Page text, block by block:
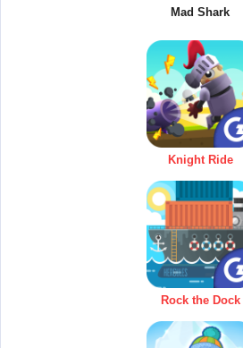
Mad Shark
Knight Ride
Rock the Dock